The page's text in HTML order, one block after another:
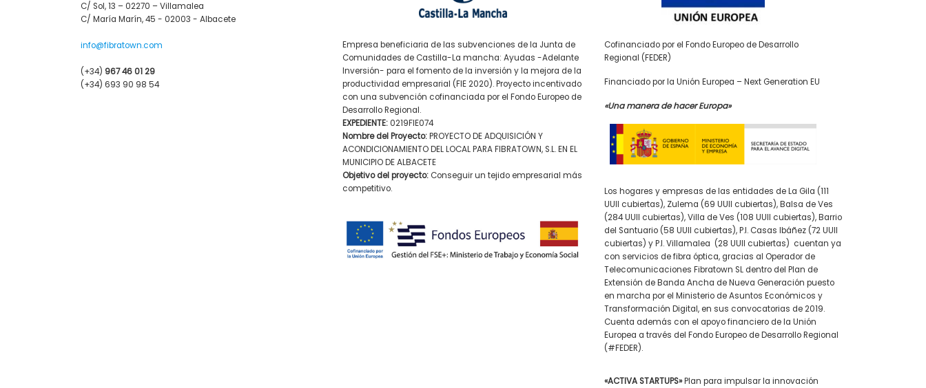
C/ Sol, 13 – 02270 – Villamalea
C/ María Marín, 45 - 02003 - Albacete
info@fibratown.com
(+34) 967 46 01 29
(+34) 693 90 98 54
Empresa beneficiaria de las subvenciones de la Junta de
Comunidades de Castilla-La mancha: Ayudas -Adelante
Inversión- para el fomento de la inversión y la mejora de la
productividad empresarial (FIE 2020). Proyecto incentivado
con una subvención cofinanciada por el Fondo Europeo de
Desarrollo Regional.
EXPEDIENTE:0219FIE074
Nombre del Proyecto:PROYECTO DE ADQUISICIÓN Y
ACONDICIONAMIENTO DEL LOCAL PARA FIBRATOWN, S.L. EN EL
MUNICIPIO DE ALBACETE
Objetivo del proyecto:Conseguir un tejido empresarial más
competitivo.
Cofinanciado por el Fondo Europeo de Desarrollo
Regional (FEDER)
Financiado por la Unión Europea – Next Generation EU
«Una manera de hacer Europa»
Los hogares y empresas de las entidades de La Gila (111
UUII cubiertas), Zulema (69 UUII cubiertas), Balsa de Ves
(284 UUII cubiertas), Villa de Ves (108 UUII cubiertas), Barrio
del Santuario (58 UUII cubiertas), P.I. Casas Ibáñez (72 UUII
cubiertas) y P.I. Villamalea (28 UUII cubiertas) cuentan ya
con servicios de fibra óptica, gracias al Operador de
Telecomunicaciones Fibratown SL dentro del Plan de
Extensión de Banda Ancha de Nueva Generación puesto
en marcha por el Ministerio de Asuntos Económicos y
Transformación Digital, en sus convocatorias de 2019.
Cuenta además con el apoyo financiero de la Unión
Europea a través del Fondo Europeo de Desarrollo Regional
(#FEDER).
«ACTIVA STARTUPS»Plan para impulsar la innovación